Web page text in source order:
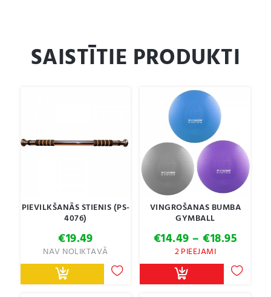
SAISTĪTIE PRODUKTI
PIEVILKŠANĀS STIENIS (PS-
4076)
€19.49
NAV NOLIKTAVĀ
VINGROŠANAS BUMBA
GYMBALL
€14.49 – €18.95
2 PIEEJAMI